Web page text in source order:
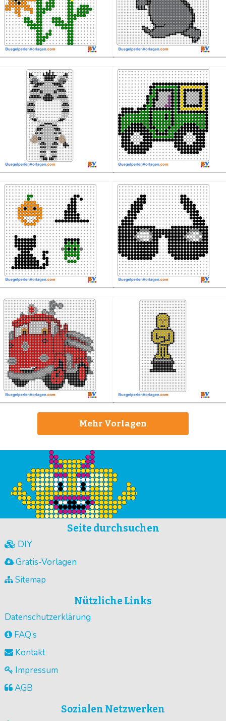
Mehr Vorlagen
Seite durchsuchen
DIY
Gratis-Vorlagen
Sitemap
Nützliche Links
Datenschutzerklärung
FAQ’s
Kontakt
Impressum
AGB
Sozialen Netzwerken